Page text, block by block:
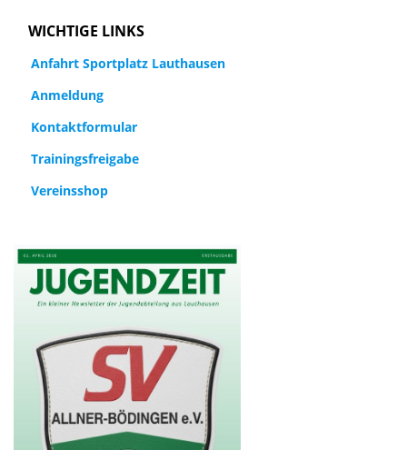
WICHTIGE LINKS
Anfahrt Sportplatz Lauthausen
Anmeldung
Kontaktformular
Trainingsfreigabe
Vereinsshop